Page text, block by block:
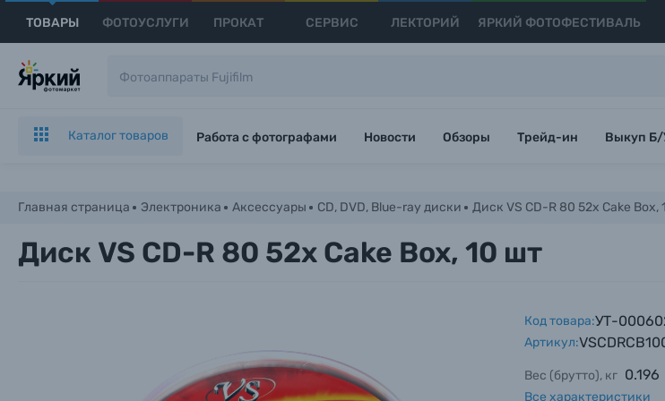
ТОВАРЫ ФОТОУСЛУГИ ПРОКАТ СЕРВИС ЛЕКТОРИЙ ЯРКИЙ ФОТОФЕСТИВАЛЬ
Каталог товаров Работа с фотографами Новости Обзоры Трейд-ин Выкуп Б/
Главная страница Электроника Аксессуары CD, DVD, Blue-ray диски Диск VS CD-R 80 52x Cake Box,
Диск VS CD-R 80 52x Cake Box, 10 шт
Код товара:УТ-
Артикул:
Вес (брутто), кг 0.196
Все характеристики